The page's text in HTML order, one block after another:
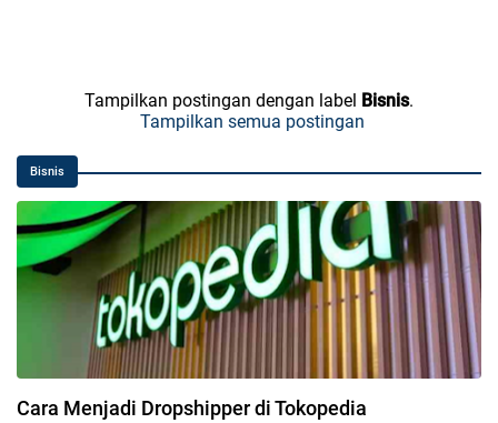
Tampilkan postingan dengan label Bisnis.
Tampilkan semua postingan
Bisnis
Cara Menjadi Dropshipper di Tokopedia